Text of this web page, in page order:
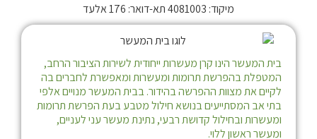
מיקוד: 4081003 תא-דואר: 176 אלעד
בית המעשר הינו קרן מעשרות ייחודית לשירות הציבור הרחב,
המטפלת בהפרשת תרומות ומעשרות ומאפשרת לחברים בה
לקיים את מצוות ההפרשה בהידור. בבית המעשר מנויים אלפי
בתי אב המסתייעים בנושא חילול מטבע בעת הפרשת תרומות
ומעשרות ובחילול קדושת רבעי, נתינת מעשר עני לעניים,
ומעשר ראשון ללוי.